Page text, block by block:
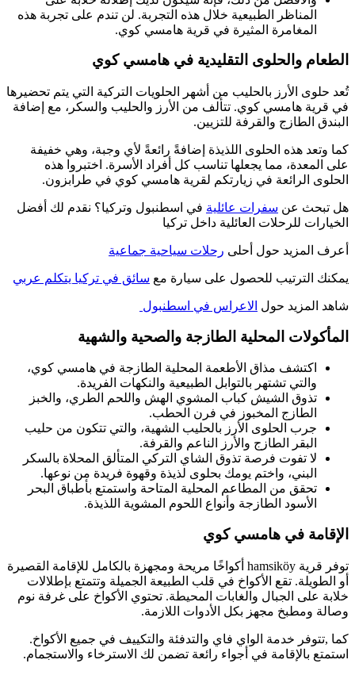
المناظر الطبيعية خلال هذه التجربة. لن تندم على تجربة هذه
المغامرة المثيرة في قرية هامسي كوي.
الطعام والحلوى التقليدية في هامسي كوي
تُعد حلوى الأرز بالحليب من أشهر الحلويات التركية التي يتم تحضيرها
في قرية هامسي كوي. تتألف من الأرز والحليب والسكر، مع إضافة
البندق الطازج والقرفة للتزيين.
كما وتعد هذه الحلوى اللذيذة إضافةً رائعةً لأي وجبة، وهي خفيفة
على المعدة، مما يجعلها تناسب كل أفراد الأسرة. اختبروا هذه
الحلوى الرائعة في زيارتكم لقرية هامسي كوي في طرابزون.
هل تبحث عن سفرات عائلية في اسطنبول وتركيا؟ نقدم لك أفضل
الخيارات للرحلات العائلية داخل تركيا
أعرف المزيد حول أحلى رحلات سياحية جماعية
يمكنك الترتيب للحصول على سيارة مع سائق في تركيا يتكلم عربي
شاهد المزيد حول الاعراس في اسطنبول
المأكولات المحلية الطازجة والصحية والشهية
اكتشف مذاق الأطعمة المحلية الطازجة في هامسي كوي،
والتي تشتهر بالتوابل الطبيعية والنكهات الفريدة.
تذوق الشيش كباب المشوي الهش واللحم الطري، والخبز
الطازج المخبوز في فرن الحطب.
جرب الحلوى الأرز بالحليب الشهية، والتي تتكون من حليب
البقر الطازج والأرز الناعم والقرفة.
لا تفوت فرصة تذوق الشاي التركي المتألق المحلاة بالسكر
البني، واختم يومك بحلوى لذيذة وقهوة فريدة من نوعها.
تحقق من المطاعم المحلية المتاحة واستمتع بأطباق البحر
الأسود الطازجة وأنواع اللحوم المشوية اللذيذة.
الإقامة في هامسي كوي
توفر قرية hamsiköy أكواخًا مريحة ومجهزة بالكامل للإقامة القصيرة
أو الطويلة. تقع الأكواخ في قلب الطبيعة الجميلة وتتمتع بإطلالات
خلابة على الجبال والغابات المحيطة. تحتوي الأكواخ على غرفة نوم
وصالة ومطبخ مجهز بكل الأدوات اللازمة.
كما ,تتوفر خدمة الواي فاي والتدفئة والتكييف في جميع الأكواخ.
استمتع بالإقامة في أجواء رائعة تضمن لك الاسترخاء والاستجمام.